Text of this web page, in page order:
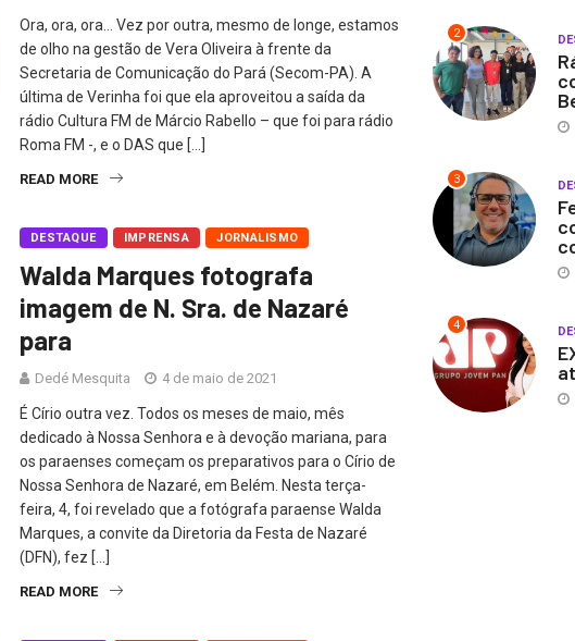
Ora, ora, ora… Vez por outra, mesmo de longe, estamos
de olho na gestão de Vera Oliveira à frente da
Secretaria de Comunicação do Pará (Secom-PA). A
última de Verinha foi que ela aproveitou a saída da
rádio Cultura FM de Márcio Rabello – que foi para rádio
Roma FM -, e o DAS que […]
READ MORE
DESTAQUE IMPRENSA JORNALISMO
Walda Marques fotografa
imagem de N. Sra. de Nazaré
para
Dedé Mesquita 4 de maio de 2021
É Círio outra vez. Todos os meses de maio, mês
dedicado à Nossa Senhora e à devoção mariana, para
os paraenses começam os preparativos para o Círio de
Nossa Senhora de Nazaré, em Belém. Nesta terça-
feira, 4, foi revelado que a fotógrafa paraense Walda
Marques, a convite da Diretoria da Festa de Nazaré
(DFN), fez […]
READ MORE
2
3
4